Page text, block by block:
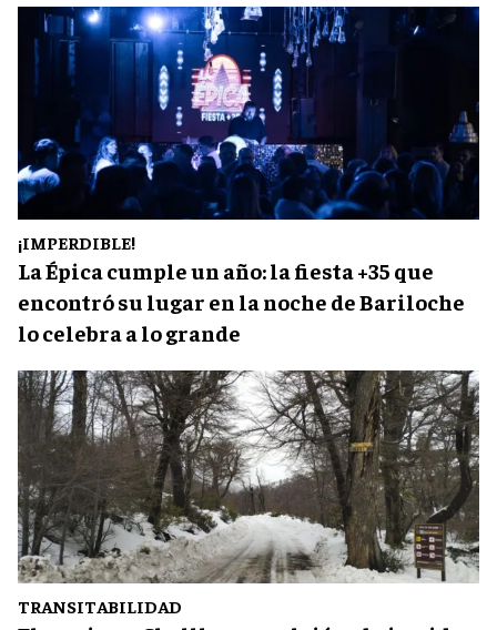
¡IMPERDIBLE!
La Épica cumple un año: la fiesta +35 que
encontró su lugar en la noche de Bariloche
lo celebra a lo grande
TRANSITABILIDAD